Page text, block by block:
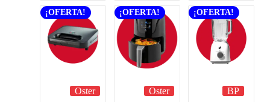
¡OFERTA!
Oster
¡OFERTA!
Oster
¡OFERTA!
BP